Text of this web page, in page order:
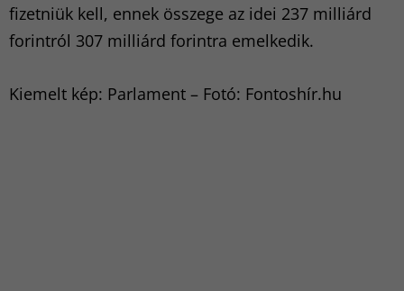
fizetniük kell, ennek összege az idei 237 milliárd
forintról 307 milliárd forintra emelkedik.
Kiemelt kép: Parlament – Fotó: Fontoshír.hu